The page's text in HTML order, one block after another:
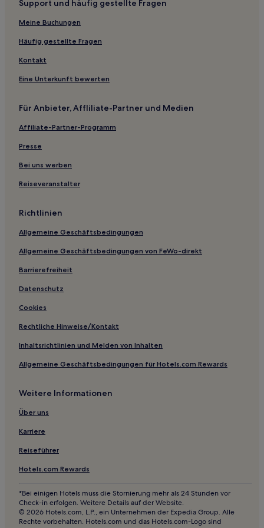
Hotels mit Fitnessbereich in Jeju-si
Golf nahe Strand Jungmun Saekdal
Familien nahe Strand Jungmun Saekdal
Haustierfreundliche in Seogwipo
Familien in Seogwipo
Hotels mit Parkplatz in Seogwipo
Günstige in Jeju Island
Hotels mit Küchenzeile in Jeju Island
Hotels mit Parkplatz in Jeju Island
Familien in Jeju Island
Hotels mit Wellnessbereich nahe Berg Hallasan
Hotels mit inbegriffenem Frühstück nahe Strand Hwasun
Goldener Sand
Seogwipo Hotels
Woljeong-Ri Hotels
Hotels nahe Pavillon Jeju Gwandeokjeong
Jeju: Hotels
Support und häufig gestellte Fragen
Meine Buchungen
Häufig gestellte Fragen
Kontakt
Eine Unterkunft bewerten
Für Anbieter, Affliliate-Partner und Medien
Affiliate-Partner-Programm
Presse
Bei uns werben
Reiseveranstalter
Richtlinien
Allgemeine Geschäftsbedingungen
Allgemeine Geschäftsbedingungen von FeWo-direkt
Barrierefreiheit
Datenschutz
Cookies
Rechtliche Hinweise/Kontakt
Inhaltsrichtlinien und Melden von Inhalten
Allgemeine Geschäftsbedingungen für Hotels.com Rewards
Weitere Informationen
Über uns
Karriere
Reiseführer
Hotels.com Rewards
*Bei einigen Hotels muss die Stornierung mehr als 24 Stunden vor
Check-in erfolgen. Weitere Details auf der Website.
© 2026 Hotels.com, L.P., ein Unternehmen der Expedia Group. Alle
Rechte vorbehalten. Hotels.com und das Hotels.com-Logo sind